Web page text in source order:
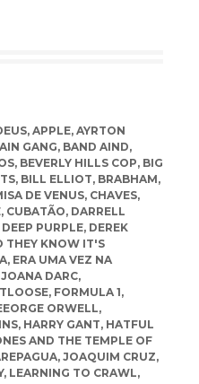
, APPLE, AYRTON
GANG, BAND AIND,
, BEVERLY HILLS COP, BIG
, BILL ELLIOT, BRABHAM,
DE VENUS, CHAVES,
, CUBATÃO, DARRELL
DEEP PURPLE, DEREK
THEY KNOW IT'S
, ERA UMA VEZ NA
DARC,
, FORMULA 1,
ORWELL,
, HARRY GANT, HATFUL
AND THE TEMPLE OF
, JOAQUIM CRUZ,
, LEARNING TO CRAWL,